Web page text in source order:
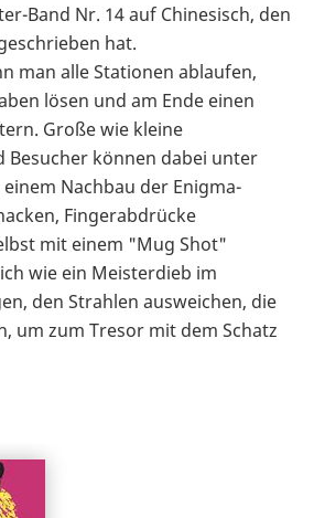
Band Nr. 14 auf Chinesisch, den
hat.
man alle Stationen ablaufen,
lösen und am Ende einen
Große wie kleine
Besucher können dabei unter
Nachbau der Enigma-
Fingerabdrücke
mit einem "Mug Shot"
wie ein Meisterdieb im
den Strahlen ausweichen, die
um zum Tresor mit dem Schatz